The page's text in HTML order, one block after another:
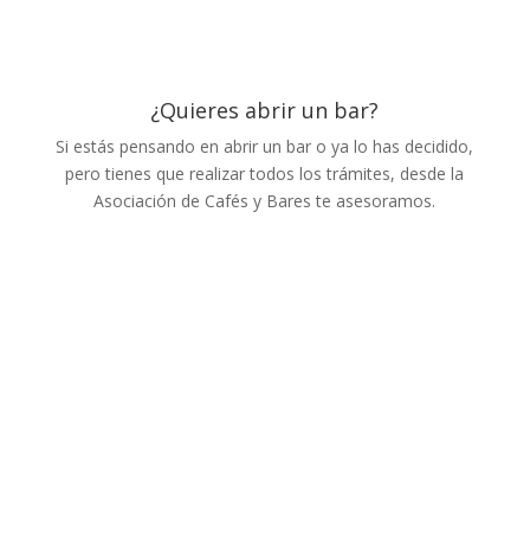
¿Quieres abrir un bar?
Si estás pensando en abrir un bar o ya lo has decidido,
pero tienes que realizar todos los trámites, desde la
Asociación de Cafés y Bares te asesoramos.